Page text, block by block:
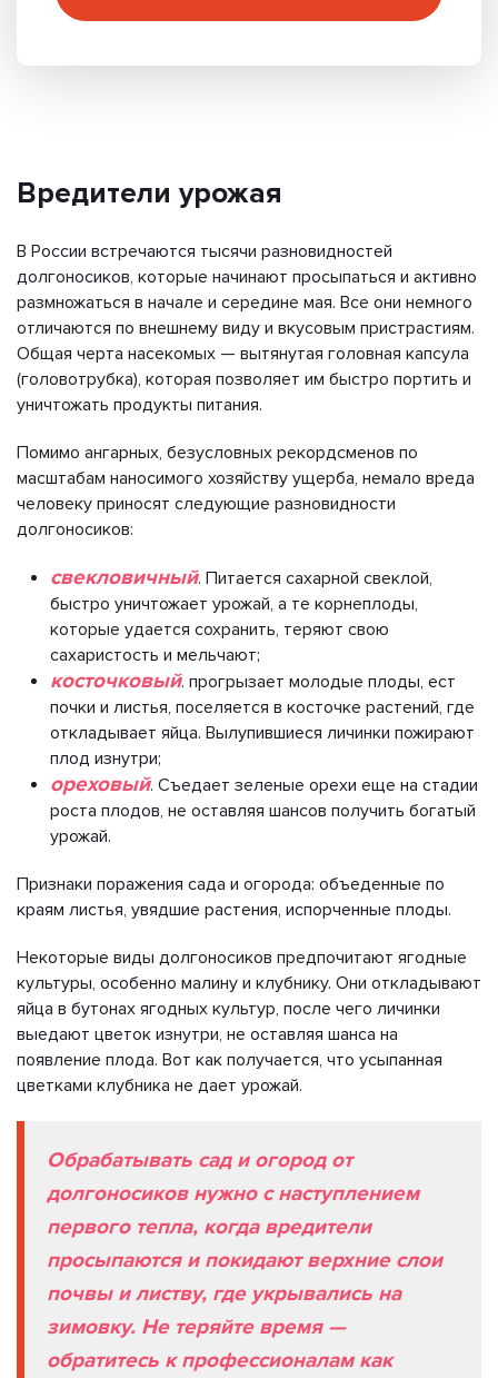
Вредители урожая
В России встречаются тысячи разновидностей
долгоносиков, которые начинают просыпаться и активно
размножаться в начале и середине мая. Все они немного
отличаются по внешнему виду и вкусовым пристрастиям.
Общая черта насекомых — вытянутая головная капсула
(головотрубка), которая позволяет им быстро портить и
уничтожать продукты питания.
Помимо ангарных, безусловных рекордсменов по
масштабам наносимого хозяйству ущерба, немало вреда
человеку приносят следующие разновидности
долгоносиков:
свекловичный. Питается сахарной свеклой,
быстро уничтожает урожай, а те корнеплоды,
которые удается сохранить, теряют свою
сахаристость и мельчают;
косточковый. прогрызает молодые плоды, ест
почки и листья, поселяется в косточке растений, где
откладывает яйца. Вылупившиеся личинки пожирают
плод изнутри;
ореховый. Съедает зеленые орехи еще на стадии
роста плодов, не оставляя шансов получить богатый
урожай.
Признаки поражения сада и огорода: объеденные по
краям листья, увядшие растения, испорченные плоды.
Некоторые виды долгоносиков предпочитают ягодные
культуры, особенно малину и клубнику. Они откладывают
яйца в бутонах ягодных культур, после чего личинки
выедают цветок изнутри, не оставляя шанса на
появление плода. Вот как получается, что усыпанная
цветками клубника не дает урожай.
Обрабатывать сад и огород от
долгоносиков нужно с наступлением
первого тепла, когда вредители
просыпаются и покидают верхние слои
почвы и листву, где укрывались на
зимовку. Не теряйте время —
обратитесь к профессионалам как